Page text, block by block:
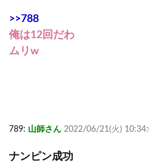
>>788
俺は12回だわ
ムリw
789: 山師さん 2022/06/21(火)
ナンピン成功